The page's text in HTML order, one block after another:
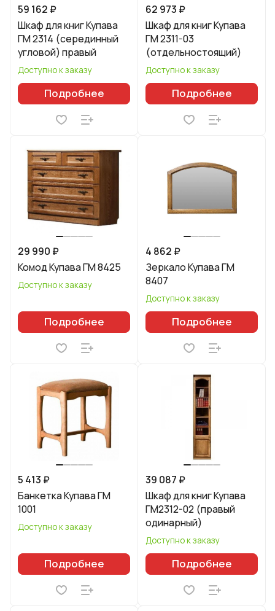
59 162 ₽
Шкаф для книг Купава
ГМ 2314 (серединный
угловой) правый
Доступно к заказу
Подробнее
62 973 ₽
Шкаф для книг Купава
ГМ 2311-03
(отдельностоящий)
Доступно к заказу
Подробнее
29 990 ₽
Комод Купава ГМ 8425
Доступно к заказу
Подробнее
4 862 ₽
Зеркало Купава ГМ
8407
Доступно к заказу
Подробнее
5 413 ₽
Банкетка Купава ГМ
1001
Доступно к заказу
Подробнее
39 087 ₽
Шкаф для книг Купава
ГМ2312-02 (правый
одинарный)
Доступно к заказу
Подробнее